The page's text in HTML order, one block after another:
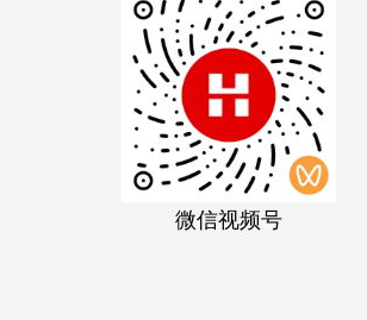
微信视频号